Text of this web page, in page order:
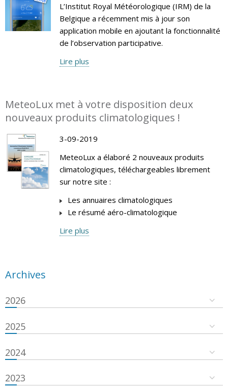
L’Institut Royal Météorologique (IRM) de la
Belgique a récemment mis à jour son
application mobile en ajoutant la fonctionnalité
de l’observation participative.
Lire plus
MeteoLux met à votre disposition deux
nouveaux produits climatologiques !
3-09-2019
MeteoLux a élaboré 2 nouveaux produits
climatologiques, téléchargeables librement
sur notre site :
Les annuaires climatologiques
Le résumé aéro-climatologique
Lire plus
Archives
2026
2025
2024
2023